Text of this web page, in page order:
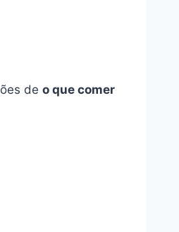
de o que comer